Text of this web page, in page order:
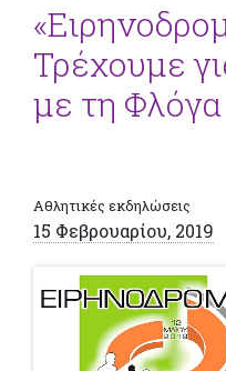
Τρέχουμε
με τη
Αθλητικές εκδηλώσεις
15 Φεβρουαρίου, 2019